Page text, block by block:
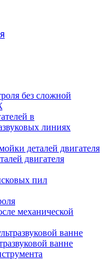
без сложной
в
линиях
деталей двигателя
двигателя
пил
механической
ванне
ванне